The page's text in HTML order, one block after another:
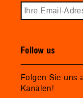
Follow us
Folgen Sie uns
Kanälen!